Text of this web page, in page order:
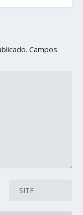
Campos